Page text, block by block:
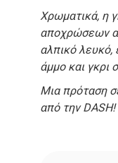
Χρωματικά, η
αποχρώσεων
αλπικό λευκό,
άμμο και γκρι
Μια πρόταση
από την DASH!